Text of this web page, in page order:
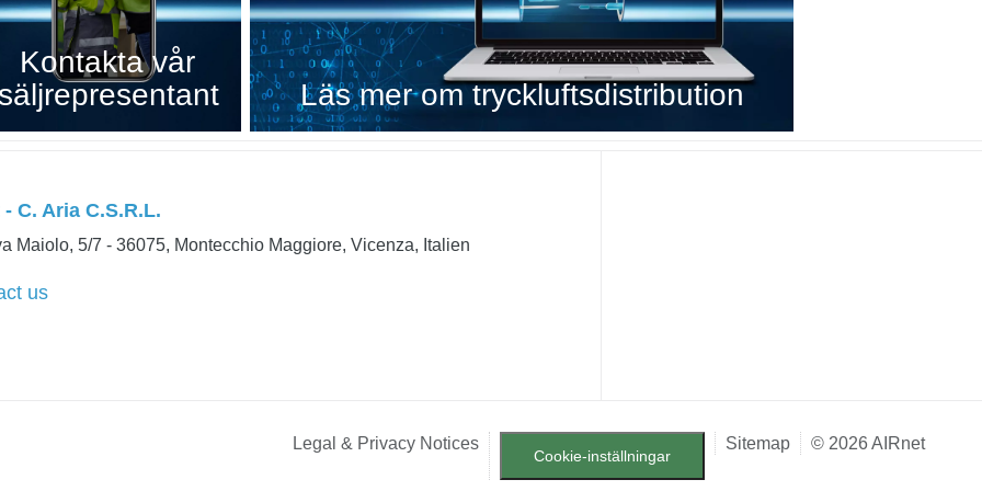
Kontakta vår
säljrepresentant
Läs mer om tryckluftsdistribution
C. Aria C.S.R.L.
Maiolo, 5/7 - 36075, Montecchio Maggiore, Vicenza, Italien
us
Legal & Privacy Notices
Cookie-inställningar
Sitemap © 2026 AIRnet